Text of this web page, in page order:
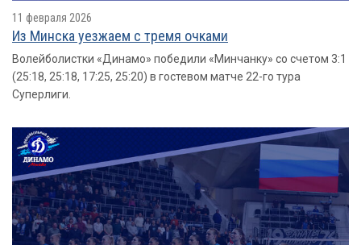
11 февраля 2026
Из Минска уезжаем с тремя очками
Волейболистки «Динамо» победили «Минчанку» со счетом 3:1
(25:18, 25:18, 17:25, 25:20) в гостевом матче 22-го тура
Суперлиги.